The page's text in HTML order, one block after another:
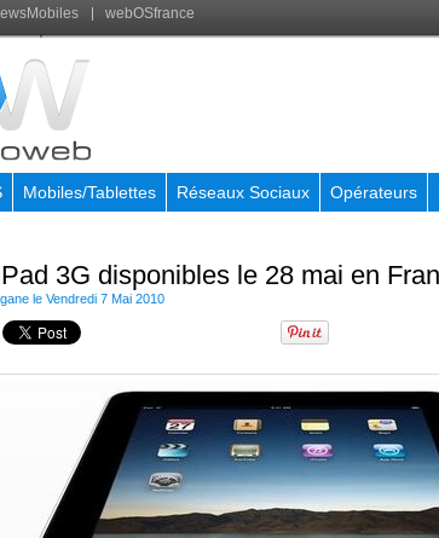
webOSfrance
Mobiles/Tablettes Réseaux Sociaux Opérateurs
3G disponibles le 28 mai en
le Vendredi 7 Mai 2010